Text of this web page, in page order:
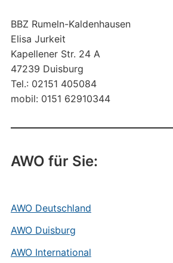
BBZ Rumeln-Kaldenhausen
Elisa Jurkeit
Kapellener Str. 24 A
47239 Duisburg
Tel.: 02151 405084
mobil: 0151 62910344
AWO für Sie:
AWO Deutschland
AWO Duisburg
AWO International